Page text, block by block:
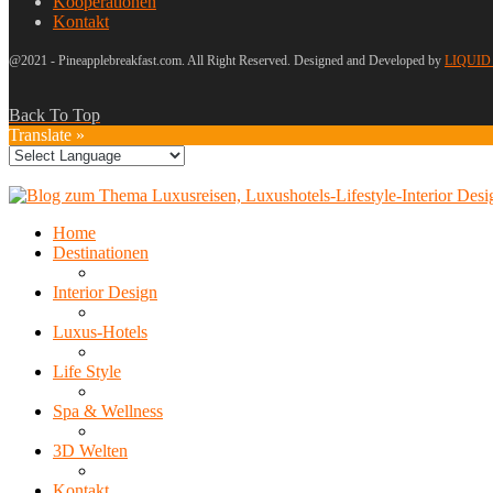
Kontakt
@2021 - Pineapplebreakfast.com. All Right Reserved. Designed and Developed by LIQUID
Back To Top
Translate »
Home
Destinationen
Interior Design
Luxus-Hotels
Life Style
Spa & Wellness
3D Welten